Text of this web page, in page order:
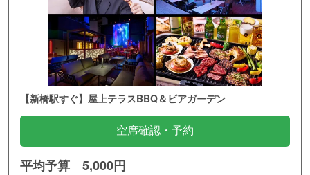
【新橋駅すぐ】屋上テラスBBQ＆ビアガーデン
空席確認・予約
平均予算 5,000円